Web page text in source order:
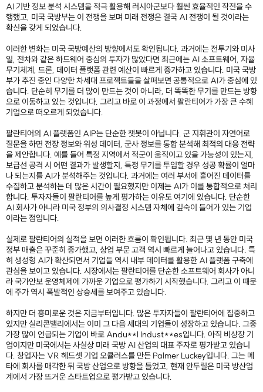
AI 기반 정보 분석 시스템을 적극 활용해 러시아군보다 훨씬 효율적인 작전을 수
행했고, 미국 국방부는 이 전쟁을 보며 미래 전쟁은 결국 AI 전쟁이 될 것이라는
확신을 갖게 되었습니다.
이러한 변화는 미국 국방예산의 방향에서도 확인됩니다. 과거에는 전투기와 미사
일, 전차와 같은 하드웨어 중심의 투자가 많았다면 최근에는 AI 소프트웨어, 자율
무기체계, 드론, 데이터 플랫폼 관련 예산이 빠르게 증가하고 있습니다. 미국 국방
부가 추진 중인 다양한 차세대 프로젝트들을 살펴보면 공통적으로 AI가 중심에 있
습니다. 단순히 무기를 더 많이 만드는 것이 아니라, 더 똑똑한 무기를 만드는 방향
으로 이동하고 있는 것입니다. 그리고 바로 이 과정에서 팔란티어가 가장 큰 수혜
기업으로 떠오르게 되었습니다.
팔란티어의 AI 플랫폼인 AIP는 단순한 챗봇이 아닙니다. 군 지휘관이 자연어로
질문을 하면 전장 정보와 위성 데이터, 군사 정보를 통합 분석해 최적의 대응 전략
을 제안합니다. 예를 들어 특정 지역에서 적군이 움직이고 있을 가능성이 있는지,
보급선 공격 시 어떤 결과가 발생할지, 특정 무기를 투입할 경우 성공 확률이 얼마
나 되는지를 AI가 분석해주는 것입니다. 과거에는 여러 부서에 흩어진 데이터를
수집하고 분석하는 데 많은 시간이 필요했지만 이제는 AI가 이를 통합적으로 처리
합니다. 투자자들이 팔란티어를 높게 평가하는 이유도 여기에 있습니다. 단순한
AI 회사가 아니라 미국 정부의 의사결정 시스템 자체에 깊숙이 들어가 있는 기업
이라는 점입니다.
실제로 팔란티어의 실적을 보면 이러한 흐름이 확인됩니다. 최근 몇 년 동안 미국
정부 매출은 꾸준히 증가했고, 상업 부문 고객 역시 빠르게 늘어나고 있습니다. 특
히 생성형 AI가 확산되면서 기업들 역시 내부 데이터를 활용한 AI 플랫폼 구축에
관심을 보이고 있습니다. 시장에서는 팔란티어를 단순한 소프트웨어 회사가 아니
라 국가안보 운영체제에 가까운 기업으로 평가하기 시작했습니다. 그리고 이 때문
에 주가 역시 폭발적인 상승세를 보여주고 있습니다.
하지만 더 흥미로운 것은 지금부터입니다. 많은 투자자들이 팔란티어에 집중하고
있지만 실리콘밸리에서는 이미 그 다음 세대의 기업들이 성장하고 있습니다. 그중
가장 많이 언급되는 기업이 바로 Andu**l Indust**es입니다. 아직 비상장 기
업이지만 미국에서는 사실상 미래 국방 AI 산업의 대표 주자로 평가받고 있습니
다. 창업자는 VR 헤드셋 기업 오큘러스를 만든 Palmer Luckey입니다. 그는 메
타에 회사를 매각한 뒤 국방 산업으로 방향을 틀었고, 현재 안두릴은 미국 방산업
계에서 가장 뜨거운 스타트업으로 평가받고 있습니다.